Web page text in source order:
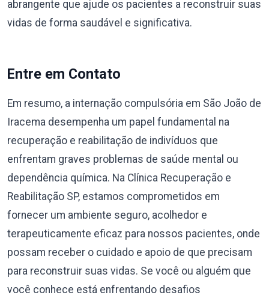
abrangente que ajude os pacientes a reconstruir suas
vidas de forma saudável e significativa.
Entre em Contato
Em resumo, a internação compulsória em São João de
Iracema desempenha um papel fundamental na
recuperação e reabilitação de indivíduos que
enfrentam graves problemas de saúde mental ou
dependência química. Na Clínica Recuperação e
Reabilitação SP, estamos comprometidos em
fornecer um ambiente seguro, acolhedor e
terapeuticamente eficaz para nossos pacientes, onde
possam receber o cuidado e apoio de que precisam
para reconstruir suas vidas. Se você ou alguém que
você conhece está enfrentando desafios